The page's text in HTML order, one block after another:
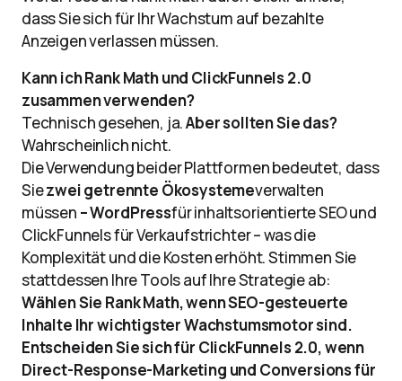
dass Sie sich für Ihr Wachstum auf bezahlte
Anzeigen verlassen müssen.
Kann ich Rank Math und ClickFunnels 2.0
zusammen verwenden?
Technisch gesehen, ja.Aber sollten Sie das?
Wahrscheinlich nicht.
Die Verwendung beider Plattformen bedeutet, dass
Siezwei getrennte Ökosystemeverwalten
müssen – WordPressfür inhaltsorientierte SEO und
ClickFunnels für Verkaufstrichter – was die
Komplexität und die Kosten erhöht. Stimmen Sie
stattdessen Ihre Tools auf Ihre Strategie ab:
Wählen Sie Rank Math, wenn SEO-gesteuerte
Inhalte Ihr wichtigster Wachstumsmotor sind.
Entscheiden Sie sich für ClickFunnels 2.0, wenn
Direct-Response-Marketing und Conversions für